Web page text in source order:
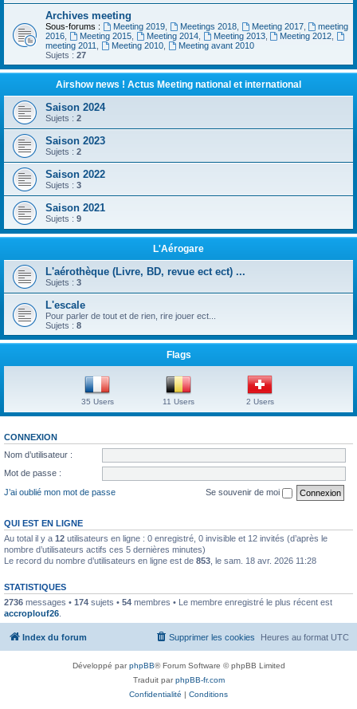
Archives meeting
Sous-forums : Meeting 2019, Meetings 2018, Meeting 2017,
meeting
2016
Meeting 2015, Meeting 2014, Meeting 2013, Meeting 2012
meeting 2011
Meeting 2010,
Meeting avant 2010
Sujets : 27
Airshow news ! Actus Meeting national et international
Saison 2024
Sujets : 2
Saison 2023
Sujets : 2
Saison 2022
Sujets : 3
Saison 2021
Sujets : 9
L'Aérogare
L'aérothèque (Livre, BD, revue ect ect) ...
Sujets : 3
L'escale
Pour parler de tout et de rien, rire jouer ect...
Sujets : 8
Flags
35 Users 11 Users 2 Users
CONNEXION
Nom d’utilisateur :
Mot de passe :
J’ai oublié mon mot de passe
Se souvenir de moi
QUI EST EN LIGNE
Au total il y a 12 utilisateurs en ligne : 0 enregistré, 0 invisible et 12 invités (d’après le
nombre d’utilisateurs actifs ces 5 dernières minutes)
Le record du nombre d’utilisateurs en ligne est de 853 , le sam. 18 avr. 2026 11:28
STATISTIQUES
2736 messages • 174 sujets • 54 membres • Le membre enregistré le plus récent est
accroplouf26
Index du forum Heures au format UTC
Supprimer les cookies
Développé parphpBB® Forum Software © phpBB Limited
Traduit parphpBB-fr.com
Confidentialité | Conditions